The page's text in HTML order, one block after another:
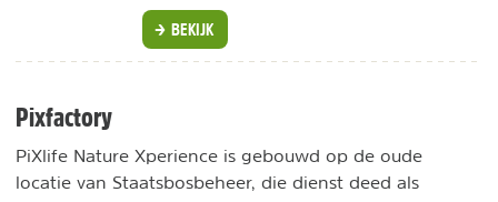
BEKIJK
Pixfactory
PiXlife Nature Xperience is gebouwd op de oude
locatie van Staatsbosbeheer, die dienst deed als